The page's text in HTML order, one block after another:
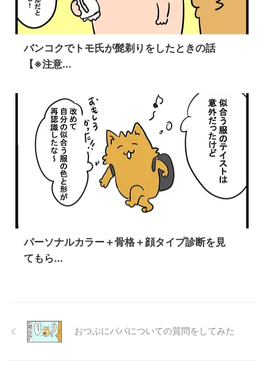
バンコクでトモ氏が髭剃りをしたときの話
【※注意...
パーソナルカラー＋骨格＋顔タイプ診断を見
てもら...
おつぶにパパについての質問をしてみた